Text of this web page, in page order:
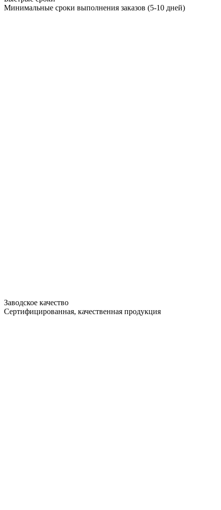
Минимальные сроки выполнения заказов (5-10 дней)
Заводское качество
Сертифицированная, качественная продукция